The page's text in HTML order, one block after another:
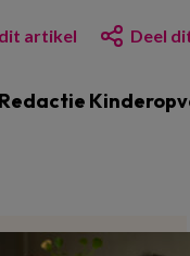
artikel Deel
Redactie